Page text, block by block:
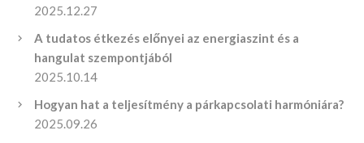
2025.12.27
A tudatos étkezés előnyei az energiaszint és a
hangulat szempontjából
2025.10.14
Hogyan hat a teljesítmény a párkapcsolati harmóniára?
2025.09.26